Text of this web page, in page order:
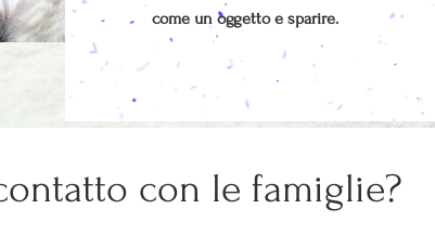
come un oggetto e sparire.
con le famiglie?